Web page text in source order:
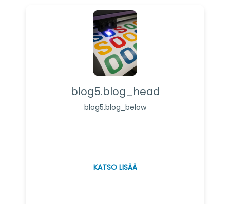
blog5.blog_head
blog5.blog_below
KATSO LISÄÄ